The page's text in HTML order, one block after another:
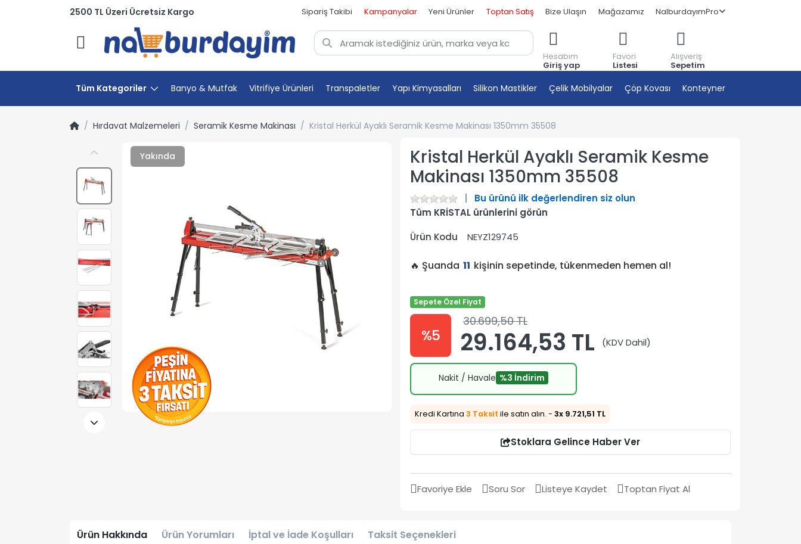
2500 TL Üzeri Ücretsiz Kargo Sipariş Takibi Kampanyalar Yeni Ürünler Toptan Satış Bize Ulaşın Mağazamız NalburdayımPro
Menü
Hesabım
Giriş yap
Favori
Listesi
Alışveriş
Sepetim
Tüm Kategoriler Banyo & Mutfak Vitrifiye Ürünleri Transpaletler Yapı Kimyasalları Silikon Mastikler Çelik Mobilyalar Çöp Kovası Konteyner
Hırdavat Malzemeleri Seramik Kesme Makinası Kristal Herkül Ayaklı Seramik Kesme Makinası 1350mm 35508
Yakında
Kristal Herkül Ayaklı Seramik Kesme
Makinası 1350mm 35508
Bu ürünü ilk değerlendiren siz olun
Tüm KRİSTAL ürünlerini görün
Ürün Kodu
NEYZ129745
🔥 Şuanda 11 kişinin sepetinde, tükenmeden hemen al!
Sepete Özel Fiyat
%5
30.699,50 TL
29.164,53 TL (KDV Dahil)
Nakit / Havale %3 İndirim
Kredi Kartına 3 Taksit ile satın alın. - 3x 9.721,51 TL
Stoklara Gelince Haber Ver
Favoriye Ekle Soru Sor Listeye Kaydet Toptan Fiyat Al
Ürün Hakkında Ürün Yorumları İptal ve İade Koşulları Taksit Seçenekleri